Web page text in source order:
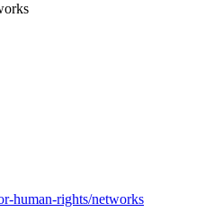
human-rights/networks